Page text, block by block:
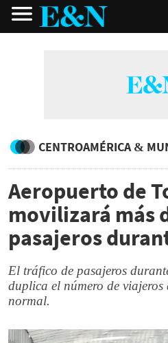
CENTROAMÉRICA &
Aeropuerto de
movilizará más
pasajeros
El tráfico de pasajeros
duplica el número de
normal.